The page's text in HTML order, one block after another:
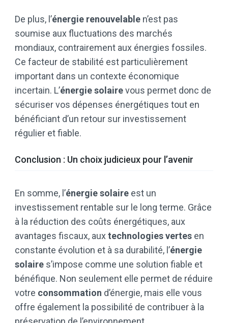
De plus, l’énergie renouvelable n’est pas
soumise aux fluctuations des marchés
mondiaux, contrairement aux énergies fossiles.
Ce facteur de stabilité est particulièrement
important dans un contexte économique
incertain. L’énergie solairevous permet donc de
sécuriser vos dépenses énergétiques tout en
bénéficiant d’un retour sur investissement
régulier et fiable.
Conclusion : Un choix judicieux pour l’avenir
En somme, l’énergie solaire est un
investissement rentable sur le long terme. Grâce
à la réduction des coûts énergétiques, aux
avantages fiscaux, auxtechnologies vertes en
constante évolution et à sa durabilité, l’énergie
solaire s’impose comme une solution fiable et
bénéfique. Non seulement elle permet de réduire
votre consommation d’énergie, mais elle vous
offre également la possibilité de contribuer à la